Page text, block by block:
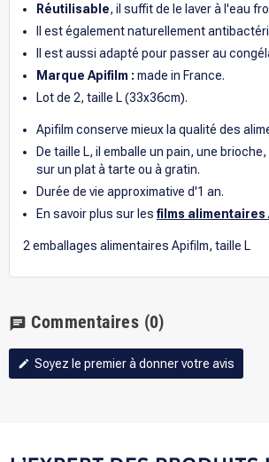
Réutilisable, il suffit de le laver à l'eau
Il est également naturellement
Il est aussi adapté pour passer au
Marque Apifilm : made in France.
Lot de 2, taille L (33x36cm).
Apifilm conserve mieux la qualité des
De taille L, il emballe un pain, une
sur un plat à tarte ou à gratin.
Durée de vie approximative d'1 an.
En savoir plus sur les films alimentaires
2 emballages alimentaires Apifilm, taille L
chat Commentaires (0)
edit Soyez le premier à donner votre avis